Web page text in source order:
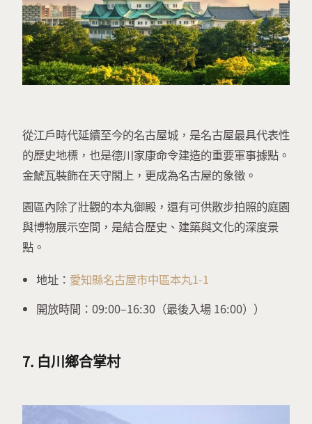
從江戶時代延續至今的名古屋城，是名古屋最具代表性
的歷史地標，也是德川家康命令建造的重要軍事據點。
金鯱瓦裝飾在天守閣上，更成為名古屋的象徵。
園區內除了壯觀的本丸御殿，還有可供散步拍照的庭園
與博物展示空間，是結合歷史、建築與文化的深度景
點。
地址： 愛知縣名古屋市中區本丸1-1
開放時間：09:00–16:30（最後入場 16:00））
7. 白川鄉合掌村